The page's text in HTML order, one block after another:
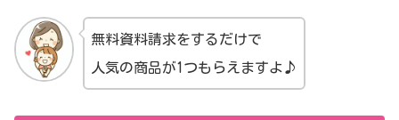
無料資料請求をするだけで
人気の商品が1つもらえますよ♪